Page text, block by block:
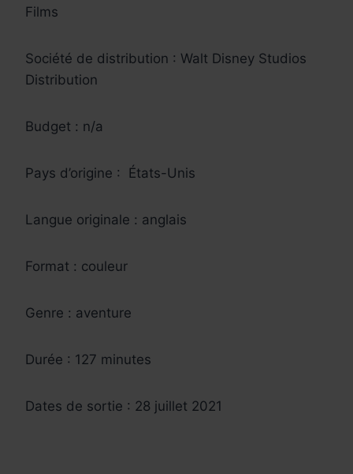
Films
Société de distribution : Walt Disney Studios
Distribution
Budget : n/a
Pays d’origine : États-Unis
Langue originale : anglais
Format : couleur
Genre : aventure
Durée : 127 minutes
Dates de sortie : 28 juillet 2021